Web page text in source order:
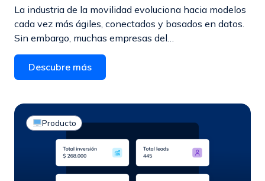
La industria de la movilidad evoluciona hacia modelos
cada vez más ágiles, conectados y basados en datos.
Sin embargo, muchas empresas del…
Descubre más
Producto